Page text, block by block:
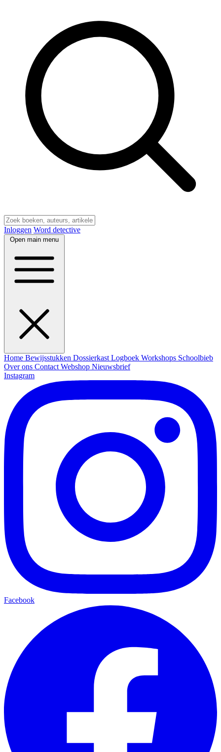
Inloggen Word detective
Open main menu
Home Bewijsstukken Dossierkast Logboek Workshops Schoolbieb
Over ons Contact Webshop Nieuwsbrief
Instagram
Facebook